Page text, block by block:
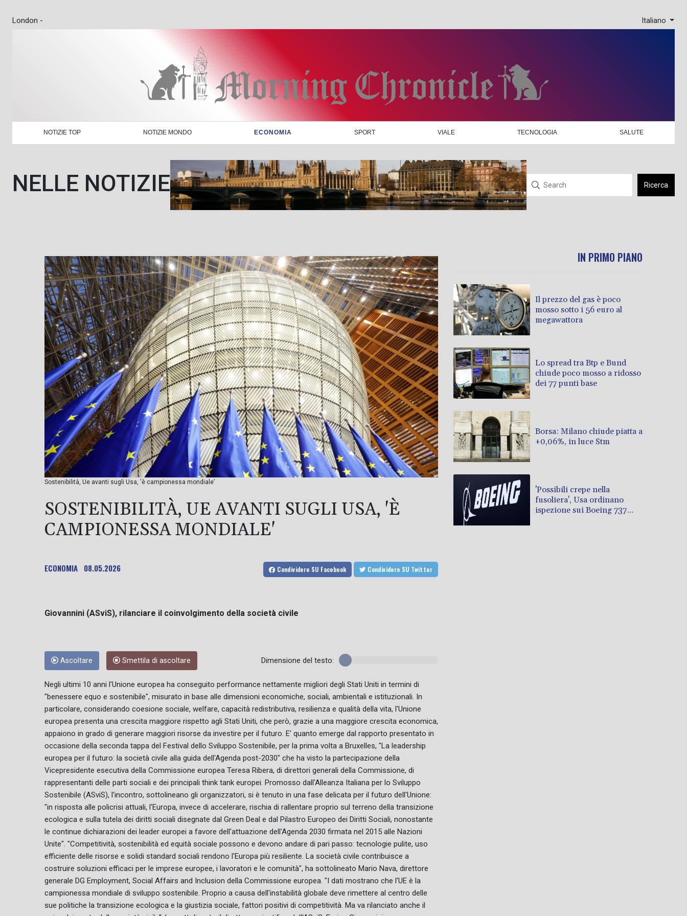
London - Italiano
NOTIZIE TOP NOTIZIE MONDO ECONOMIA SPORT VIALE TECNOLOGIA SALUTE
NELLE NOTIZIE Ricerca
Sostenibilità, Ue avanti sugli Usa, 'è campionessa mondiale'
SOSTENIBILITÀ, UE AVANTI SUGLI USA, 'È
CAMPIONESSA MONDIALE'
ECONOMIA 08.05.2026 Condividere SU Facebook Condividere SU Twitter
Giovannini (ASviS), rilanciare il coinvolgimento della società civile
Ascoltare Smettila di ascoltare Dimensione del testo:
Negli ultimi 10 anni l'Unione europea ha conseguito performance nettamente migliori degli Stati Uniti in termini di
"benessere equo e sostenibile", misurato in base alle dimensioni economiche, sociali, ambientali e istituzionali. In
particolare, considerando coesione sociale, welfare, capacità redistributiva, resilienza e qualità della vita, l'Unione
europea presenta una crescita maggiore rispetto agli Stati Uniti, che però, grazie a una maggiore crescita economica,
appaiono in grado di generare maggiori risorse da investire per il futuro. E' quanto emerge dal rapporto presentato in
occasione della seconda tappa del Festival dello Sviluppo Sostenibile, per la prima volta a Bruxelles, "La leadership
europea per il futuro: la società civile alla guida dell'Agenda post-2030" che ha visto la partecipazione della
Vicepresidente esecutiva della Commissione europea Teresa Ribera, di direttori generali della Commissione, di
rappresentanti delle parti sociali e dei principali think tank europei. Promosso dall'Alleanza Italiana per lo Sviluppo
Sostenibile (ASviS), l'incontro, sottolineano gli organizzatori, si è tenuto in una fase delicata per il futuro dell'Unione:
"in risposta alle policrisi attuali, l'Europa, invece di accelerare, rischia di rallentare proprio sul terreno della transizione
ecologica e sulla tutela dei diritti sociali disegnate dal Green Deal e dal Pilastro Europeo dei Diritti Sociali, nonostante
le continue dichiarazioni dei leader europei a favore dell'attuazione dell'Agenda 2030 firmata nel 2015 alle Nazioni
Unite". "Competitività, sostenibilità ed equità sociale possono e devono andare di pari passo: tecnologie pulite, uso
efficiente delle risorse e solidi standard sociali rendono l'Europa più resiliente. La società civile contribuisce a
costruire soluzioni efficaci per le imprese europee, i lavoratori e le comunità", ha sottolineato Mario Nava, direttore
generale DG Employment, Social Affairs and Inclusion della Commissione europea. "I dati mostrano che l'UE è la
campionessa mondiale di sviluppo sostenibile. Proprio a causa dell'instabilità globale deve rimettere al centro delle
sue politiche la transizione ecologica e la giustizia sociale, fattori positivi di competitività. Ma va rilanciato anche il
IN PRIMO PIANO
Il prezzo del gas è poco
mosso sotto i 56 euro al
megawattora
Lo spread tra Btp e Bund
chiude poco mosso a ridosso
dei 77 punti base
Borsa: Milano chiude piatta a
+0,06%, in luce Stm
'Possibili crepe nella
fusoliera', Usa ordinano
ispezione sui Boeing 737